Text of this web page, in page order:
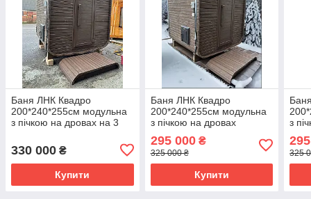
Баня ЛНК Квадро
200*240*255см модульна
з пічкою на дровах на 3
330 000 ₴
Купити
Баня ЛНК Квадро
200*240*255см модульна
з пічкою на дровах
295 000₴
325 000 ₴
Купити
з
325